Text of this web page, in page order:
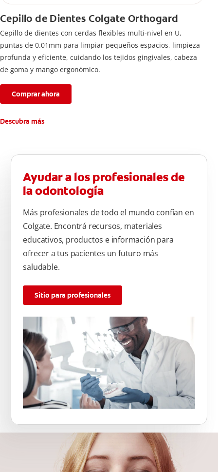
Cepillo de Dientes Colgate Orthogard
Cepillo de dientes con cerdas flexibles multi-nivel en U,
puntas de 0.01mm para limpiar pequeños espacios, limpieza
profunda y eficiente, cuidando los tejidos gingivales, cabeza
de goma y mango ergonómico.
Comprar ahora
Descubra más
Ayudar a los profesionales de
la odontología
Más profesionales de todo el mundo confían en
Colgate. Encontrá recursos, materiales
educativos, productos e información para
ofrecer a tus pacientes un futuro más
saludable.
Sitio para profesionales